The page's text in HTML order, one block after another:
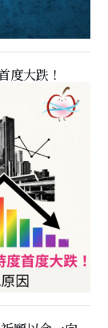
度大跌！